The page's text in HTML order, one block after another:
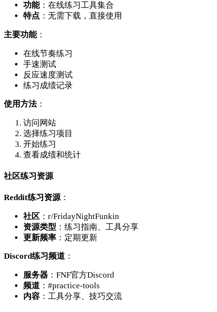
功能：在线练习工具集合
特点 ：无需下载，直接使用
主要功能：
在线节奏练习
手速测试
反应速度测试
练习成绩记录
使用方法：
访问网站
选择练习项目
开始练习
查看成绩和统计
社区练习资源
Reddit练习资源：
社区 ：r/FridayNightFunkin
资源类型 ：练习指南、工具分享
更新频率 ：定期更新
Discord练习频道 ：
服务器 ：FNF官方Discord
频道 ：#practice-tools
内容 ：工具分享、技巧交流